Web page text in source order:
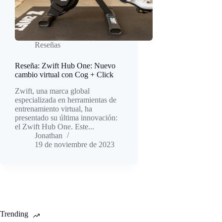
Reseñas
Reseña: Zwift Hub One: Nuevo
cambio virtual con Cog + Click
Zwift, una marca global
especializada en herramientas de
entrenamiento virtual, ha
presentado su última innovación:
el Zwift Hub One. Este...
Jonathan
19 de noviembre de 2023
Trending